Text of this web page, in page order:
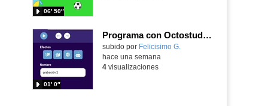
06′ 50″
Programa con Octostudio, una animación utilizando la cámara para una foto y audio y texto para comunicar.
Contenido educativo.
subido por Felicisimo G.
01′ 0″
hace una semana
4visualizaciones